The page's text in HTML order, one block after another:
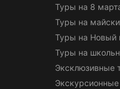
Туры на 8
Туры на
Туры на Новый
Туры на
Эксклюзивные